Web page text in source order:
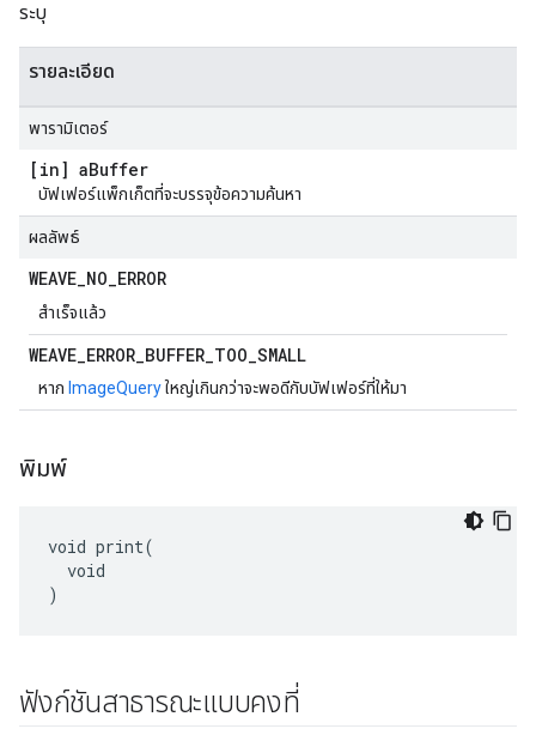
ระบุ
รายละเอียด
พารามิเตอร์
[in] aBuffer
บัฟเฟอร์แพ็กเก็ตที่จะบรรจุข้อความค้นหา
ผลลัพธ์
WEAVE_NO_ERROR
สำเร็จแล้ว
WEAVE_ERROR_BUFFER_TOO_SMALL
หาก ImageQueryใหญ่เกินกว่าจะพอดีกับบัฟเฟอร์ที่ให้มา
พิมพ์
void print(
  void
)
ฟังก์ชันสาธารณะแบบคงที่